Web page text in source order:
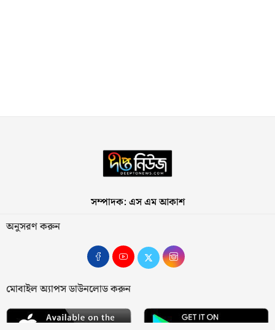
সম্পাদক: এস এম আকাশ
অনুসরণ করুন
মোবাইল অ্যাপস ডাউনলোড করুন